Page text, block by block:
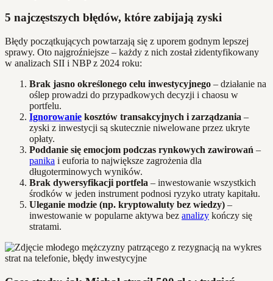
5 najczęstszych błędów, które zabijają zyski
Błędy początkujących powtarzają się z uporem godnym lepszej
sprawy. Oto najgroźniejsze – każdy z nich został zidentyfikowany
w analizach SII i NBP z 2024 roku:
Brak jasno określonego celu inwestycyjnego – działanie na
oślep prowadzi do przypadkowych decyzji i chaosu w
portfelu.
Ignorowanie kosztów transakcyjnych i zarządzania –
zyski z inwestycji są skutecznie niwelowane przez ukryte
opłaty.
Poddanie się emocjom podczas rynkowych zawirowań –
panika i euforia to największe zagrożenia dla
długoterminowych wyników.
Brak dywersyfikacji portfela – inwestowanie wszystkich
środków w jeden instrument podnosi ryzyko utraty kapitału.
Uleganie modzie (np. kryptowaluty bez wiedzy) –
inwestowanie w popularne aktywa bez analizy kończy się
stratami.